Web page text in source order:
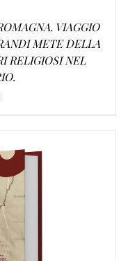
VIAGGIO
METE DELLA
RELIGIOSI NEL